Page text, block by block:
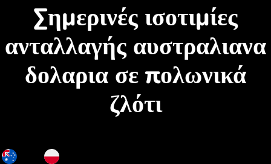
Σημερινές ισοτιμίες
ανταλλαγής αυστραλιανα
δολαρια σε πολωνικά
ζλότι
AUD